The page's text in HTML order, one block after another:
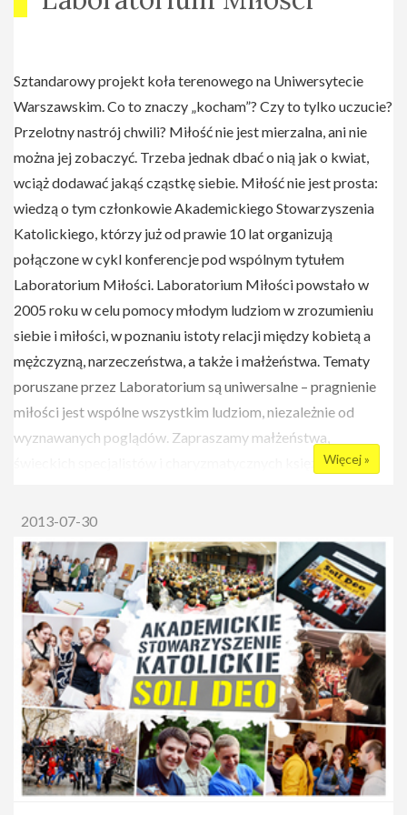
Podczas piątej edycji Laboratorium Miłości, która
odbyła się w październiku i listopadzie 2010 roku, cykl
konferencji uzupełniały warsztaty o dialogu w związku
oraz o wzajemnym zrozumieniu w małżeństwie i wielki
bal na zakończenie, na który przyszło ponad 400 osób!
Konferencje z udziałem "etatowych" księży Soli Deo
cieszyły się ogromnym zainteresowaniem - na "Miłość:
od uczucia do postawy" z udziałem ks. Dziewieckiego
zabrakło miejsc w Auli Starego BUW-u, taki sam los
spotkał aulę im. Mickiewicza na konferencji ks.
Pawlukiewicza "Zakochani bez pamięci - jak nie wpaść w
emocjonalną pułapkę?". Dwa spotkania w tym cyklu
odbyły się na Akademii Pedagogiki Specjalnej.
Sztandarowy projekt koła terenowego na Uniwersytecie
Warszawskim. Co to znaczy „kocham”? Czy to tylko uczucie?
Przelotny nastrój chwili? Miłość nie jest mierzalna, ani nie
można jej zobaczyć. Trzeba jednak dbać o nią jak o kwiat,
wciąż dodawać jakąś cząstkę siebie. Miłość nie jest prosta:
wiedzą o tym członkowie Akademickiego Stowarzyszenia
Katolickiego, którzy już od prawie 10 lat organizują
połączone w cykl konferencje pod wspólnym tytułem
Laboratorium Miłości. Laboratorium Miłości powstało w
2005 roku w celu pomocy młodym ludziom w zrozumieniu
siebie i miłości, w poznaniu istoty relacji między kobietą a
mężczyzną, narzeczeństwa, a także i małżeństwa. Tematy
poruszane przez Laboratorium są uniwersalne – pragnienie
miłości jest wspólne wszystkim ludziom, niezależnie od
wyznawanych poglądów. Zapraszamy małżeństwa,
świeckich specjalistów i charyzmatycznych księży z
gośćmi byli m.in. Jacek Pulikowski, ks. Piotr Pawlukiewicz,
Michał Piekara, ks. Marek Dziewiecki, Paulina i Maciej
Kurzajewscy, Tomasz Zubilewicz, Mira Jankowska i o.
Mirosław Pilśniak. Poruszamy różnorodne tematy. Oto
przykładowe tytuły konferencji z poprzednich lat: "Czy Bóg
lubi zakochanych?", "Rozmowa z przybyszem z obcej
planety? O komunikacji damsko-męskiej", "Seks, czyli nie
bądźmy dziećmi", "Kochaj i rób co chcesz, czyli jak być
wolnym w miłości", "Zrób karierę w małżeństwie", "Ten w
lustrze to niestety ja.. pokochaj siebie by móc kochać innych",
"Dzielić ten grzech na pół - czyli czy warto mieszkać przed
ślubem?", "Kobieta i mężczyzna - dwa światy, jedna miłość",
Więcej »
2013-07-30